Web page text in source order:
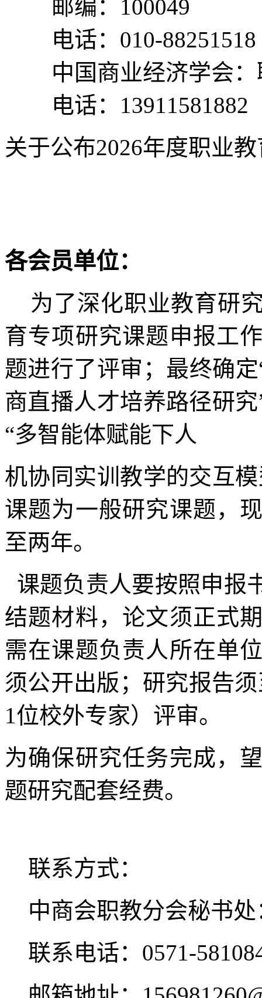
邮编：100049
电话：010-88251518
中国商业经济学会
电话：13911581882
关于公布2026年度职业
各会员单位：
为了深化职业教育研
育专项研究课题申报工
题进行了评审；最终确
商直播人才培养路径研
“多智能体赋能下人
机协同实训教学的交互
课题为一般研究课题，
至两年。
课题负责人要按照申报
结题材料，论文须正式
需在课题负责人所在单
须公开出版；研究报告
1位校外专家）评审。
为确保研究任务完成，
题研究配套经费。
联系方式：
中商会职教分会秘书处
联系电话：0571-